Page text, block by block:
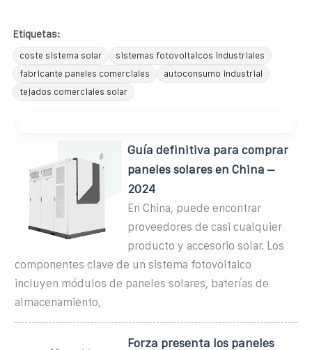
Etiquetas:
coste sistema solar
sistemas fotovoltaicos industriales
fabricante paneles comerciales
autoconsumo industrial
tejados comerciales solar
Guía definitiva para comprar
paneles solares en China –
2024
En China, puede encontrar
proveedores de casi cualquier
producto y accesorio solar. Los
componentes clave de un sistema fotovoltaico
incluyen módulos de paneles solares, baterías de
almacenamiento,
Forza presenta los paneles